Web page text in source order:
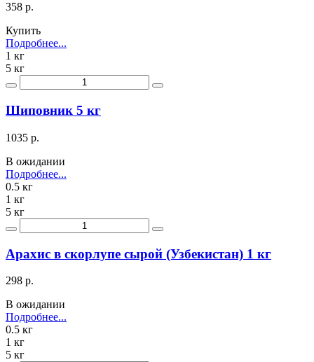
358 р.
Купить
Подробнее...
1 кг
5 кг
Шиповник 5 кг
1035 р.
В ожидании
Подробнее...
0.5 кг
1 кг
5 кг
Арахис в скорлупе сырой (Узбекистан) 1 кг
298 р.
В ожидании
Подробнее...
0.5 кг
1 кг
5 кг